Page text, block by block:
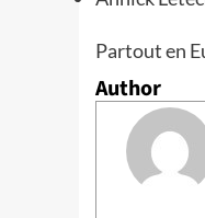
Partout en
Author